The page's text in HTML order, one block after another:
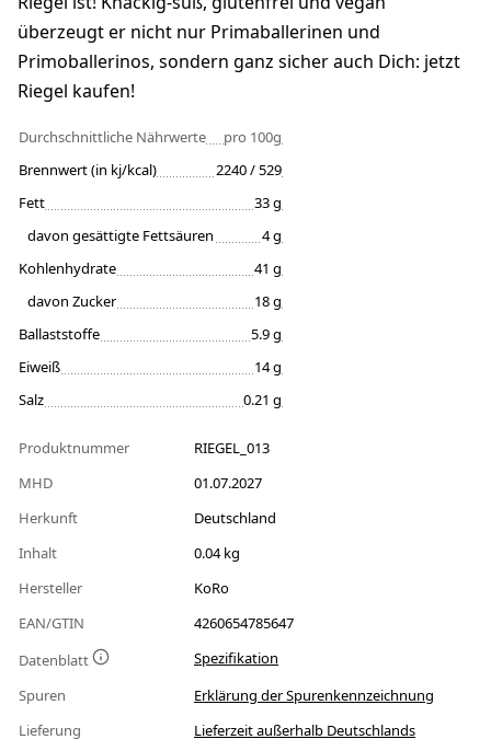
überzeugt er nicht nur Primaballerinen und
Primoballerinos, sondern ganz sicher auch Dich: jetzt
Riegel kaufen!
Durchschnittliche Nährwerte
pro 100g
Brennwert (in kj/kcal)
2240 / 529
Fett
33 g
davon gesättigte Fettsäuren
4 g
Kohlenhydrate
41 g
davon Zucker
18 g
Ballaststoffe
5.9 g
Eiweiß
14 g
Salz
0.21 g
Produktnummer
RIEGEL_013
MHD
01.07.2027
Herkunft
Deutschland
Inhalt
0.04 kg
Hersteller
KoRo
EAN/GTIN
4260654785647
Datenblatt
Spezifikation
Spuren
Erklärung der Spurenkennzeichnung
Lieferung
Lieferzeit außerhalb Deutschlands